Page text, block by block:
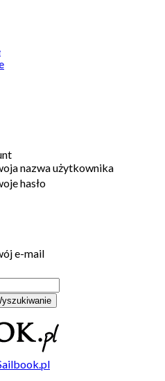
nazwa użytkownika
hasło
e-mail